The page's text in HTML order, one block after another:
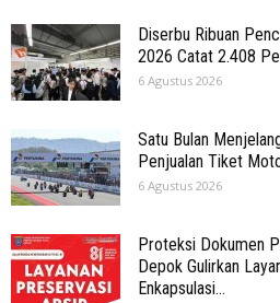
Diserbu Ribuan
2026 Catat 2.408
6 Agustus 2026
Satu Bulan
Penjualan Tiket
6 Agustus 2026
Proteksi Dokumen
Depok Gulirkan
Enkapsulasi...